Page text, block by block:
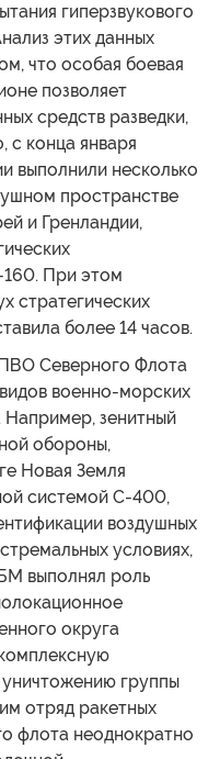
гиперзвукового
этих данных
что особая боевая
позволяет
средств разведки,
с конца января
выполнили несколько
пространстве
и Гренландии,
При этом
стратегических
более 14 часов.
Северного Флота
военно-морских
Например, зенитный
обороны,
Новая Земля
системой С-400,
воздушных
условиях,
выполнял роль
округа
группы
отряд ракетных
флота неоднократно